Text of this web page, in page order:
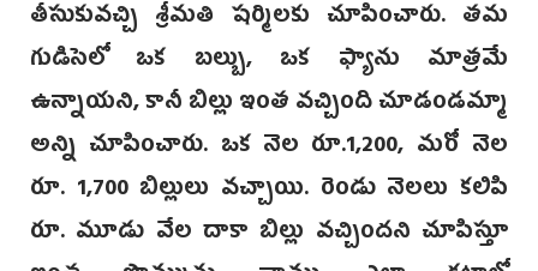
తీసుకువచ్చి శ్రీమతి షర్మిలకు చూపించారు. తమ
గుడిసెలో ఒక బల్బు, ఒక ఫ్యాను మాత్రమే
ఉన్నాయని, కానీ బిల్లు ఇంత వచ్చింది చూడండమ్మా
అన్ని చూపించారు. ఒక నెల రూ.1,200, మరో నెల
రూ. 1,700 బిల్లులు వచ్చాయి. రెండు నెలలు కలిపి
రూ. మూడు వేల దాకా బిల్లు వచ్చిందని చూపిస్తూ